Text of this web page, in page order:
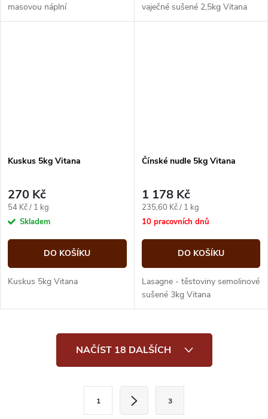
masovou náplní
vaječné sušené 2,5kg Vitana
Kuskus 5kg Vitana
270 Kč
Měrná
cena:
54 Kč / 1 kg
Skladem
DO KOŠÍKU
Kuskus 5kg Vitana
Čínské nudle 5kg Vitana
1 178 Kč
Měrná
cena:
235,60 Kč / 1 kg
10 pracovních dnů
DO KOŠÍKU
Lasagne - těstoviny semolinové
sušené 3kg Vitana
NAČÍST 18 DALŠÍCH
1 3